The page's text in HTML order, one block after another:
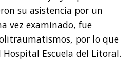
su asistencia por un
vez examinado, fue
por lo que
Escuela del Litoral.